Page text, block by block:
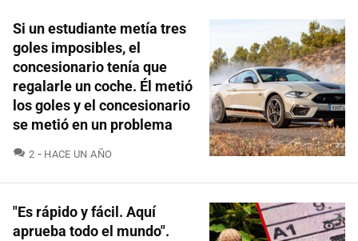
Si un estudiante metía tres
goles imposibles, el
concesionario tenía que
regalarle un coche. Él metió
los goles y el concesionario
se metió en un problema
2 COMENTARIOS
HACE UN AÑO
"Es rápido y fácil. Aquí
aprueba todo el mundo".